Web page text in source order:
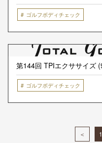
ゴルフボディチェック
第144回 TPIエクササイズ
ゴルフボディチェック
＜ 1